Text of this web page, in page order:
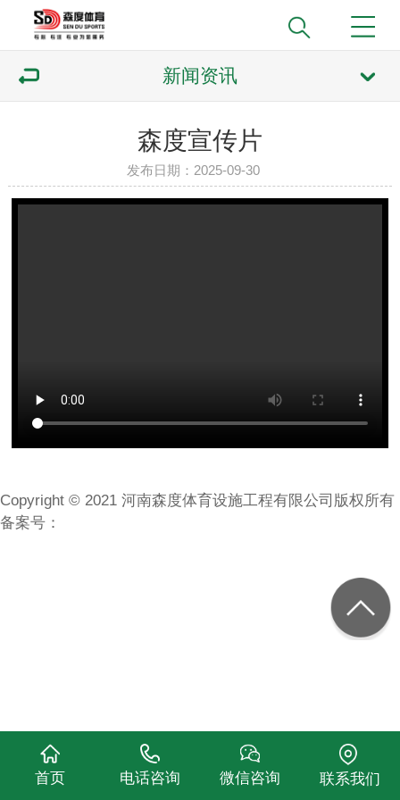
新闻资讯
森度宣传片
发布日期：2025-09-30
Copyright © 2021 河南森度体育设施工程有限公司版权所有
备案号：
首页 电话咨询 微信咨询 联系我们